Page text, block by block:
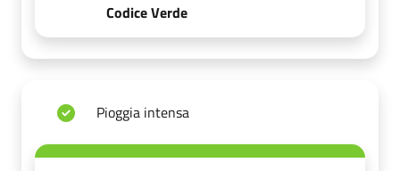
Codice Verde
Pioggia intensa